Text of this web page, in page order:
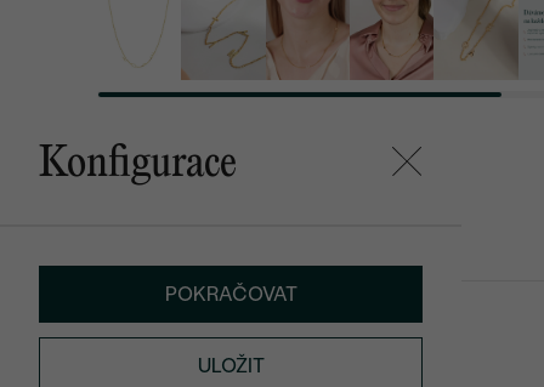
Konfigurace
POKRAČOVAT
ULOŽIT
5 190 Kč